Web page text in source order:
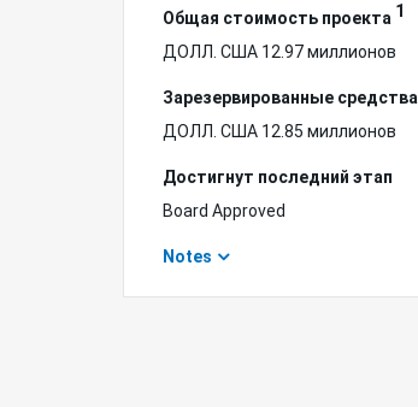
Общая стоимость проекта 1
ДОЛЛ. США 12.97 миллионов
Зарезервированные средства
ДОЛЛ. США 12.85 миллионов
Достигнут последний этап
Board Approved
Notes